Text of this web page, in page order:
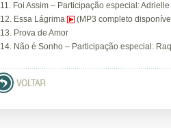
11. Foi Assim – Participação especial:
12. Essa Lágrima
(MP3 completo
13. Prova de Amor
14. Não é Sonho – Participação especial: